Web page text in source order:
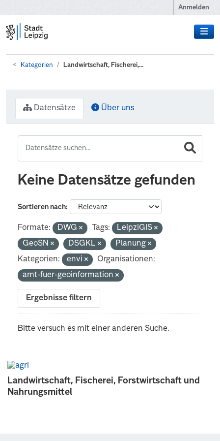
Anmelden
Kategorien Landwirtschaft, Fischerei,...
Landwirtschaft, Fischerei, Forstwirtschaft und
Nahrungsmittel
Datensätze Über uns
Keine Datensätze gefunden
Sortieren nach
Formate: DWG Tags:
LeipziGIS
GeoSN
DSGKL
Planung
Kategorien:
envi
Organisationen:
amt-fuer-geoinformation
Ergebnisse filtern
Bitte versuch es mit einer anderen Suche.